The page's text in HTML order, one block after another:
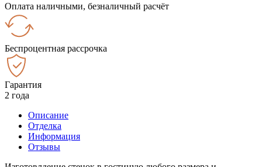
Оплата наличными, безналичный расчёт
Беспроцентная рассрочка
Гарантия
2 года
Описание
Отделка
Информация
Отзывы